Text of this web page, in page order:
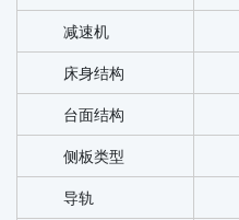
减速机
床身结构
台面结构
侧板类型
导轨